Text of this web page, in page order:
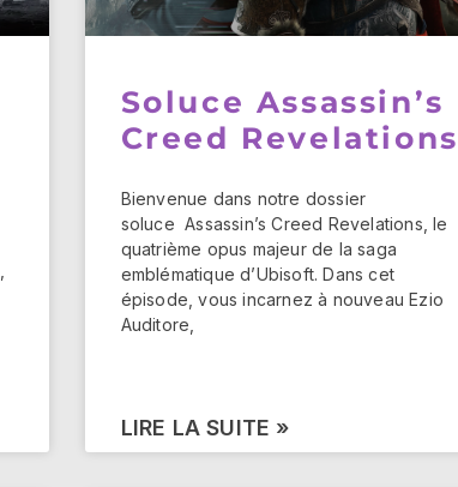
Soluce Assassin’s
Creed Revelations
Bienvenue dans notre dossier
soluce Assassin’s Creed Revelations, le
quatrième opus majeur de la saga
emblématique d’Ubisoft. Dans cet
épisode, vous incarnez à nouveau Ezio
Auditore,
LIRE LA SUITE »